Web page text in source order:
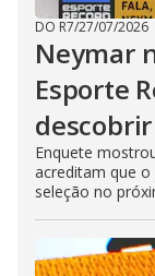
DO R7/27/07/2026
Neymar
Esporte
Enquete
acreditam que
seleção no